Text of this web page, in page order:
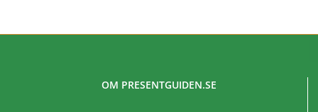
OM PRESENTGUIDEN.SE